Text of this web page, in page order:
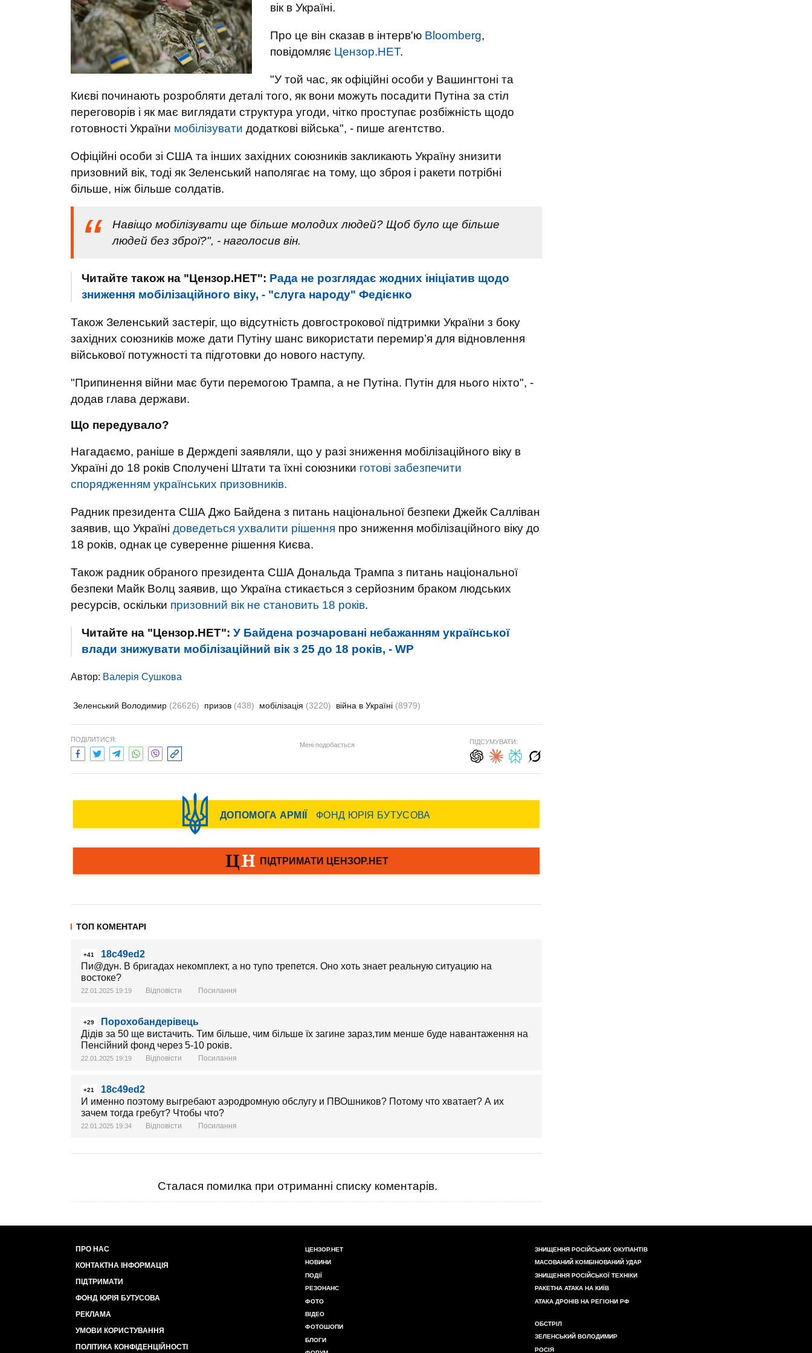
вік в Україні.
Про це він сказав в інтерв'ю Bloomberg,
повідомляє Цензор.НЕТ.
"У той час, як офіційні особи у Вашингтоні та
Києві починають розробляти деталі того, як вони можуть посадити Путіна за стіл
переговорів і як має виглядати структура угоди, чітко проступає розбіжність щодо
готовності України мобілізувати додаткові війська", - пише агентство.
Офіційні особи зі США та інших західних союзників закликають Україну знизити
призовний вік, тоді як Зеленський наполягає на тому, що зброя і ракети потрібні
більше, ніж більше солдатів.
Навіщо мобілізувати ще більше молодих людей? Щоб було ще більше
людей без зброї?", - наголосив він.
Читайте також на "Цензор.НЕТ": Рада не розглядає жодних ініціатив щодо
зниження мобілізаційного віку, - "слуга народу" Федієнко
Також Зеленський застеріг, що відсутність довгострокової підтримки України з боку
західних союзників може дати Путіну шанс використати перемир’я для відновлення
військової потужності та підготовки до нового наступу.
"Припинення війни має бути перемогою Трампа, а не Путіна. Путін для нього ніхто", -
додав глава держави.
Що передувало?
Нагадаємо, раніше в Держдепі заявляли, що у разі зниження мобілізаційного віку в
Україні до 18 років Сполучені Штати та їхні союзники готові забезпечити
спорядженням українських призовників.
Радник президента США Джо Байдена з питань національної безпеки Джейк Салліван
заявив, що Україні доведеться ухвалити рішення про зниження мобілізаційного віку до
18 років, однак це суверенне рішення Києва.
Також радник обраного президента США Дональда Трампа з питань національної
безпеки Майк Волц заявив, що Україна стикається з серйозним браком людських
ресурсів, оскільки призовний вік не становить 18 років.
Читайте на "Цензор.НЕТ": У Байдена розчаровані небажанням української
влади знижувати мобілізаційний вік з 25 до 18 років, - WP
Автор: Валерiя Сушкова
Зеленський Володимир (26626) призов (438) мобілізація (3220) війна в Україні (8979)
ПОДІЛИТИСЯ:
Мені подобається ПІДСУМУВАТИ:
ТОП КОМЕНТАРІ
+41
18c49ed2
Пи@дун. В бригадах некомплект, а но тупо трепется. Оно хоть знает реальную ситуацию на
востоке?
22.01.2025 19:19 Відповісти Посилання
+29
Порохобандерівець
Дідів за 50 ще вистачить. Тим більше, чим більше їх загине зараз,тим менше буде навантаження на
Пенсійний фонд через 5-10 років.
22.01.2025 19:19 Відповісти Посилання
+21
18c49ed2
И именно поэтому выгребают аэродромную обслугу и ПВОшников? Потому что хватает? А их
зачем тогда гребут? Чтобы что?
22.01.2025 19:34 Відповісти Посилання
Сталася помилка при отриманні списку коментарів.
ПРО НАС
КОНТАКТНА ІНФОРМАЦІЯ
ПІДТРИМАТИ
ФОНД ЮРІЯ БУТУСОВА
РЕКЛАМА
УМОВИ КОРИСТУВАННЯ
ПОЛІТИКА КОНФІДЕНЦІЙНОСТІ
ЦЕНЗОР.НЕТ
НОВИНИ
ПОДІЇ
РЕЗОНАНС
ФОТО
ВІДЕО
ФОТОШОПИ
БЛОГИ
ЗНИЩЕННЯ РОСІЙСЬКИХ ОКУПАНТІВ
МАСОВАНИЙ КОМБІНОВАНИЙ УДАР
ЗНИЩЕННЯ РОСІЙСЬКОЇ ТЕХНІКИ
РАКЕТНА АТАКА НА КИЇВ
АТАКА ДРОНІВ НА РЕГІОНИ РФ
ОБСТРІЛ
ЗЕЛЕНСЬКИЙ ВОЛОДИМИР
РОСІЯ